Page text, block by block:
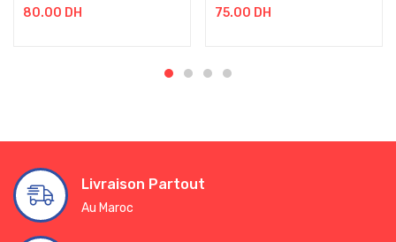
80.00 DH
75.00 DH
Livraison Partout
Au Maroc